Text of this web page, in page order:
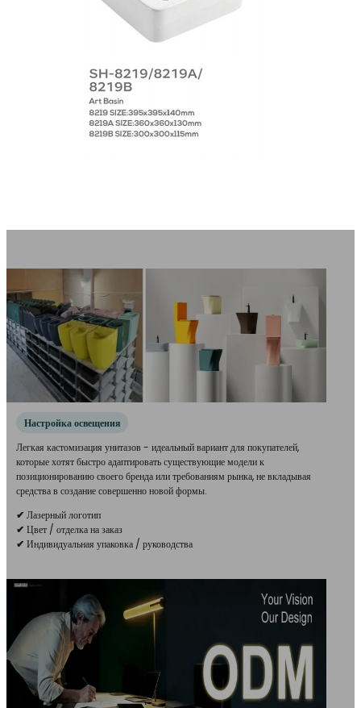
Настройка освещения
Легкая кастомизация унитазов - идеальный вариант для покупателей,
которые хотят быстро адаптировать существующие модели к
позиционированию своего бренда или требованиям рынка, не вкладывая
средства в создание совершенно новой формы.
✔ Лазерный логотип
✔ Цвет / отделка на заказ
✔ Индивидуальная упаковка / руководства